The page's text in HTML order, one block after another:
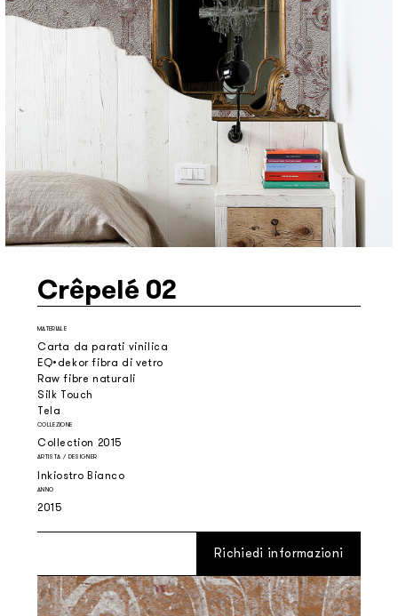
Crêpelé 02
MATERIALE
Carta da parati vinilica
EQ•dekor fibra di vetro
Raw fibre naturali
Silk Touch
Tela
COLLEZIONE
Collection 2015
ARTISTA / DESIGNER
Inkiostro Bianco
ANNO
2015
Richiedi informazioni